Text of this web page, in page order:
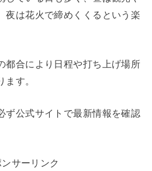
夜は花火で締めくくるという楽
都合により日程や打ち上げ場所
す。
ず公式サイトで最新情報を確認
ンサーリンク